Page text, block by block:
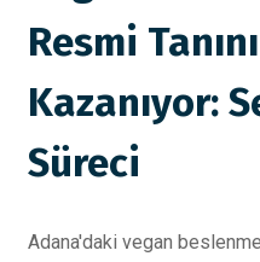
Resmi
Kazanıyor:
Süreci
Adana'daki vegan